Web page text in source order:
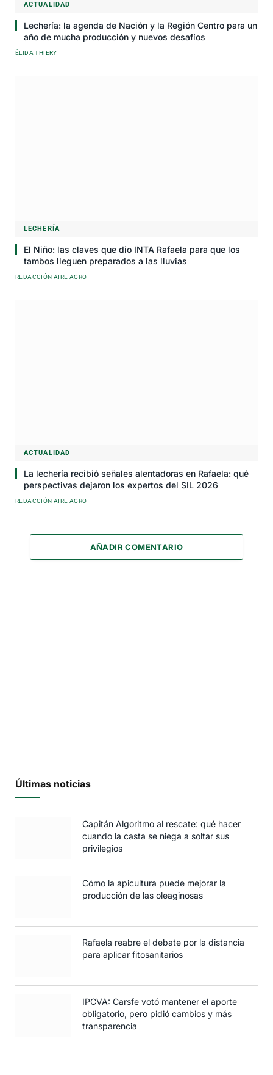
ACTUALIDAD
Lechería: la agenda de Nación y la Región Centro para un
año de mucha producción y nuevos desafíos
ÉLIDA THIERY
LECHERÍA
El Niño: las claves que dio INTA Rafaela para que los
tambos lleguen preparados a las lluvias
REDACCIÓN AIRE AGRO
ACTUALIDAD
La lechería recibió señales alentadoras en Rafaela: qué
perspectivas dejaron los expertos del SIL 2026
REDACCIÓN AIRE AGRO
AÑADIR COMENTARIO
Últimas noticias
Capitán Algoritmo al rescate: qué hacer
cuando la casta se niega a soltar sus
privilegios
Cómo la apicultura puede mejorar la
producción de las oleaginosas
Rafaela reabre el debate por la distancia
para aplicar fitosanitarios
IPCVA: Carsfe votó mantener el aporte
obligatorio, pero pidió cambios y más
transparencia